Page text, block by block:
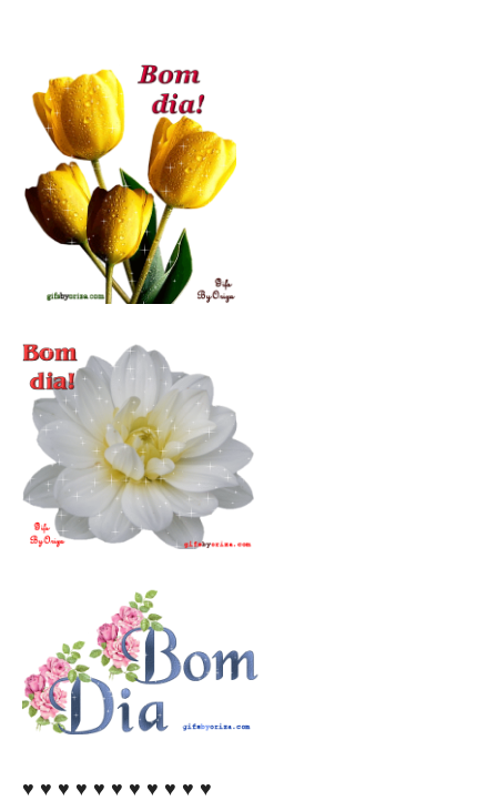
♥ ♥ ♥ ♥ ♥ ♥ ♥ ♥ ♥ ♥ ♥